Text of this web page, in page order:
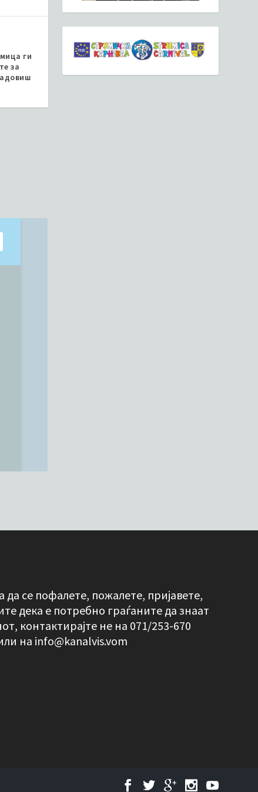
ги
за
да се пофалете, пожалете, пријавете,
дека е потребно граѓаните да знаат
контактирајте не на 071/253-670
на info@kanalvis.vom